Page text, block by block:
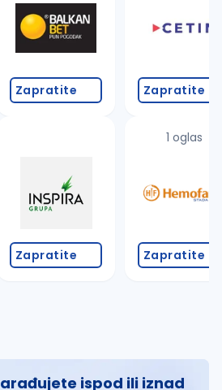
Zapratite
Zapratite
Zapratite
1 oglas
Zapratite
ispod ili iznad